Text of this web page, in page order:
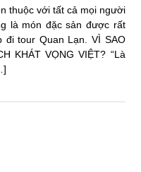
thuộc với tất cả mọi người
là món đặc sản được rất
đi tour Quan Lạn. VÌ SAO
KHÁT VỌNG VIỆT? “Là